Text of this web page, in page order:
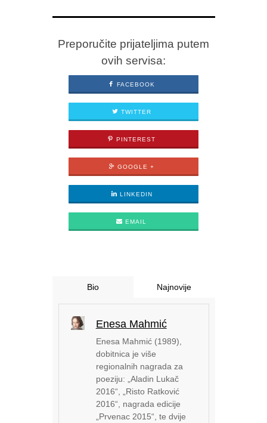
Preporučite prijateljima putem
ovih servisa:
FACEBOOK
TWITTER
PINTEREST
GOOGLE +
LINKEDIN
EMAIL
Bio Najnovije
Enesa Mahmić
Enesa Mahmić (1989),
dobitnica je više
regionalnih nagrada za
poeziju: „Aladin Lukač
2016“, „Risto Ratković
2016“, nagrada edicije
„Prvenac 2015“, te dvije